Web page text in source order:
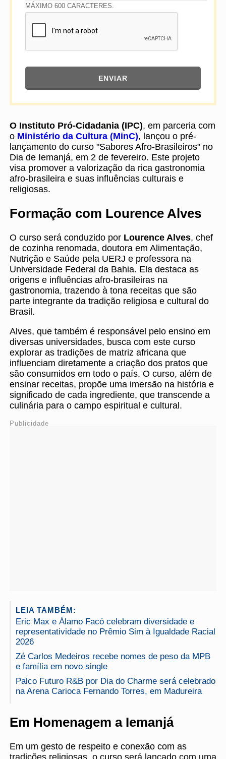
MÁXIMO 600 CARACTERES.
ENVIAR
O Instituto Pró-Cidadania (IPC), em parceria com
o Ministério da Cultura (MinC), lançou o pré-
lançamento do curso "Sabores Afro-Brasileiros" no
Dia de Iemanjá, em 2 de fevereiro. Este projeto
visa promover a valorização da rica gastronomia
afro-brasileira e suas influências culturais e
religiosas.
Formação com Lourence Alves
O curso será conduzido por Lourence Alves, chef
de cozinha renomada, doutora em Alimentação,
Nutrição e Saúde pela UERJ e professora na
Universidade Federal da Bahia. Ela destaca as
origens e influências afro-brasileiras na
gastronomia, trazendo à tona receitas que são
parte integrante da tradição religiosa e cultural do
Brasil.
Alves, que também é responsável pelo ensino em
diversas universidades, busca com este curso
explorar as tradições de matriz africana que
influenciam diretamente a criação dos pratos que
são consumidos em todo o país. O curso, além de
ensinar receitas, propõe uma imersão na história e
significado de cada ingrediente, que transcende a
culinária para o campo espiritual e cultural.
Publicidade
LEIA TAMBÉM:
Eric Max e Álamo Facó celebram diversidade e
representatividade no Prêmio Sim à Igualdade Racial
2026
Zé Carlos Medeiros recebe nomes de peso da MPB
e família em novo single
Palco Futuro R&B por Dia do Charme será celebrado
na Arena Carioca Fernando Torres, em Madureira
Em Homenagem a Iemanjá
Em um gesto de respeito e conexão com as